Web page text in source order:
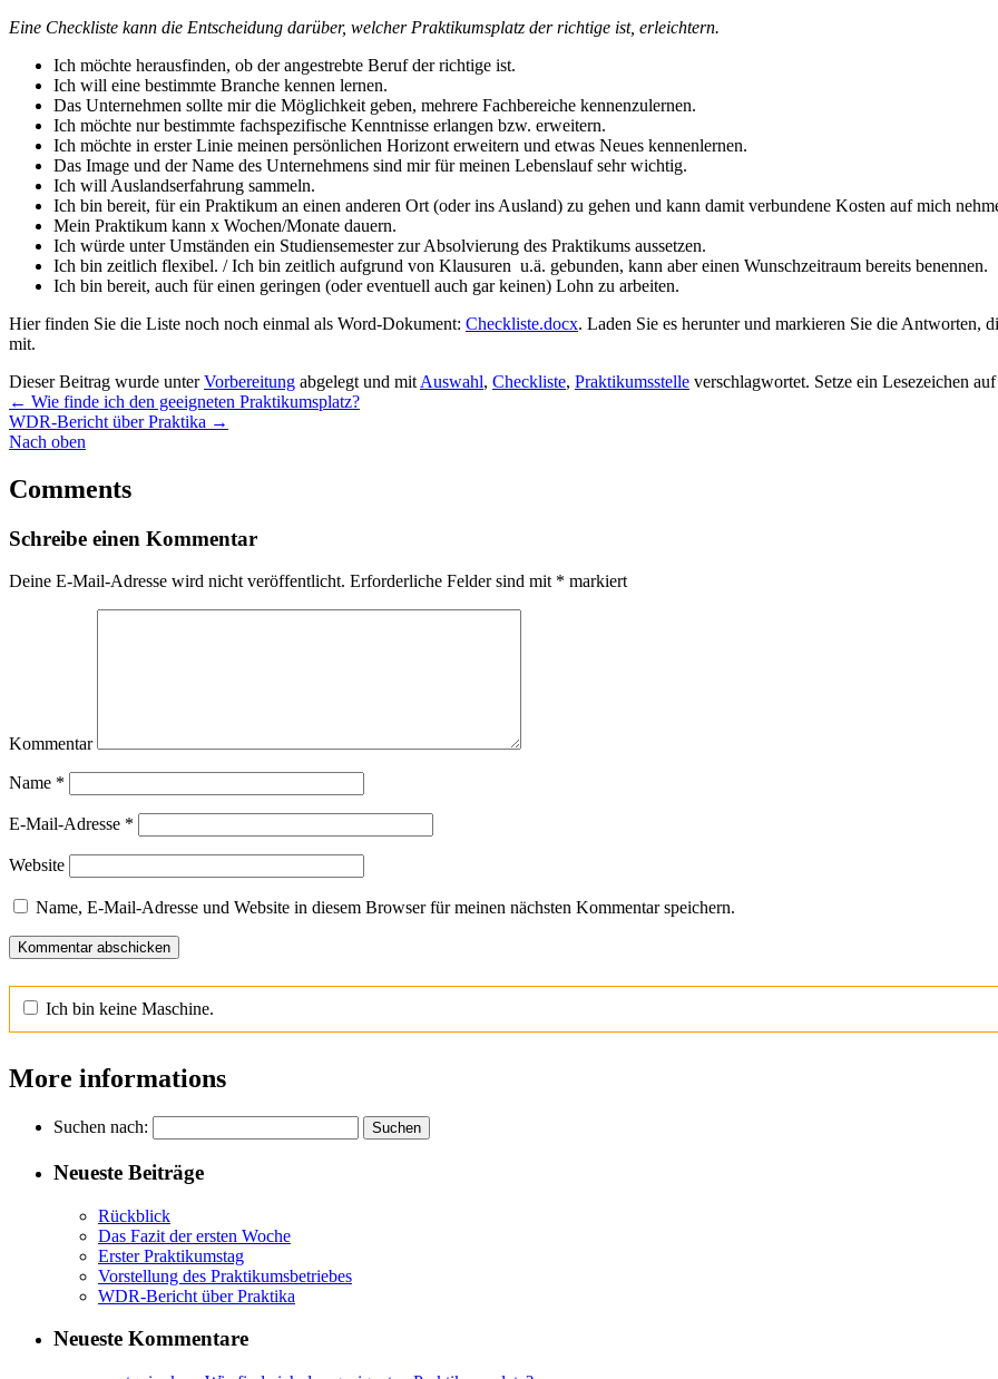
Eine Checkliste kann die Entscheidung darüber, welcher Praktikumsplatz der richtige ist, erleichtern.
Ich möchte herausfinden, ob der angestrebte Beruf der richtige ist.
Ich will eine bestimmte Branche kennen lernen.
Das Unternehmen sollte mir die Möglichkeit geben, mehrere Fachbereiche kennenzulernen.
Ich möchte nur bestimmte fachspezifische Kenntnisse erlangen bzw. erweitern.
Ich möchte in erster Linie meinen persönlichen Horizont erweitern und etwas Neues kennenlernen.
Das Image und der Name des Unternehmens sind mir für meinen Lebenslauf sehr wichtig.
Ich will Auslandserfahrung sammeln.
Ich bin bereit, für ein Praktikum an einen anderen Ort (oder ins Ausland) zu gehen und kann damit verbundene Kosten auf mich
Mein Praktikum kann x Wochen/Monate dauern.
Ich würde unter Umständen ein Studiensemester zur Absolvierung des Praktikums aussetzen.
Ich bin zeitlich flexibel. / Ich bin zeitlich aufgrund von Klausuren u.ä. gebunden, kann aber einen Wunschzeitraum bereits benennen.
Ich bin bereit, auch für einen geringen (oder eventuell auch gar keinen) Lohn zu arbeiten.
Hier finden Sie die Liste noch noch einmal als Word-Dokument: Checkliste.docx. Laden Sie es herunter und markieren Sie die Antworten,
mit.
Dieser Beitrag wurde unterVorbereitung abgelegt und mit Auswahl, Checkliste, Praktikumsstelle verschlagwortet. Setze ein Lesezeichen auf
← Wie finde ich den geeigneten Praktikumsplatz?
WDR-Bericht über Praktika →
Nach oben
Comments
Schreibe einen Kommentar
Deine E-Mail-Adresse wird nicht veröffentlicht. Erforderliche Felder sind mit * markiert
Kommentar
Name *
E-Mail-Adresse *
Website
Name, E-Mail-Adresse und Website in diesem Browser für meinen nächsten Kommentar speichern.
Ich bin keine Maschine.
More informations
Suchen nach:
Neueste Beiträge
Rückblick
Das Fazit der ersten Woche
Erster Praktikumstag
Vorstellung des Praktikumsbetriebes
WDR-Bericht über Praktika
Neueste Kommentare